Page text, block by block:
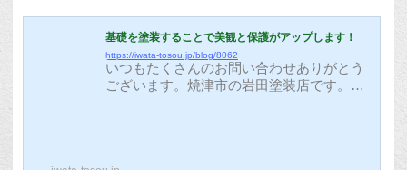
基礎を塗装することで美観と保護がアップします！
https://iwata-tosou.jp/blog/8062
いつもたくさんのお問い合わせありがとう
ございます。焼津市の岩田塗装店です。今